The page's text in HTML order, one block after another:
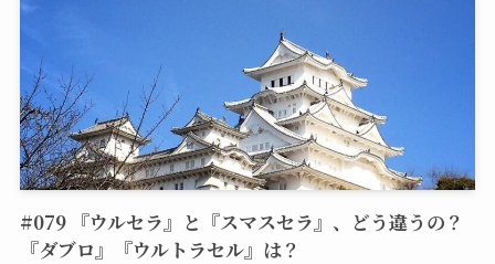
#079 『ウルセラ』と『スマスセラ』、どう違うの？
『ダブロ』『ウルトラセル』は？